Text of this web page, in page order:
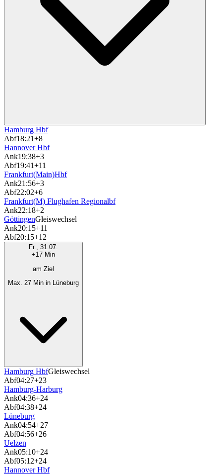
Hamburg Hbf
Abf18:21+8
Hannover Hbf
Ank19:38+3
Abf19:41+11
Frankfurt(Main)Hbf
Ank21:56+3
Abf22:02+6
Frankfurt(M) Flughafen Regionalbf
Ank22:18+2
GöttingenGleiswechsel
Ank20:15+11
Abf20:15+12
Fr., 31.07.
+17 Min
am Ziel
Max. 27 Min in Lüneburg
Hamburg HbfGleiswechsel
Abf04:27+23
Hamburg-Harburg
Ank04:36+24
Abf04:38+24
Lüneburg
Ank04:54+27
Abf04:56+26
Uelzen
Ank05:10+24
Abf05:12+24
Hannover Hbf